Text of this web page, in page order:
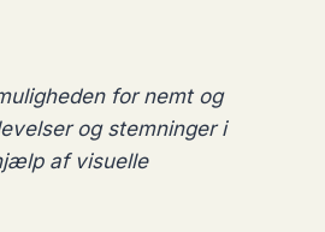
for nemt og
og stemninger i
af visuelle